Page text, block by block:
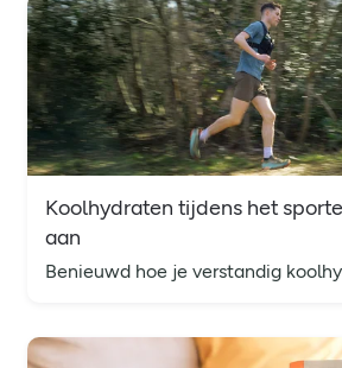
Koolhydraten tijdens het
aan